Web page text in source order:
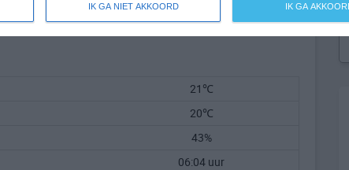
IK GA NIET AKKOORD IK GA
21℃
20℃
43%
06:04 uur